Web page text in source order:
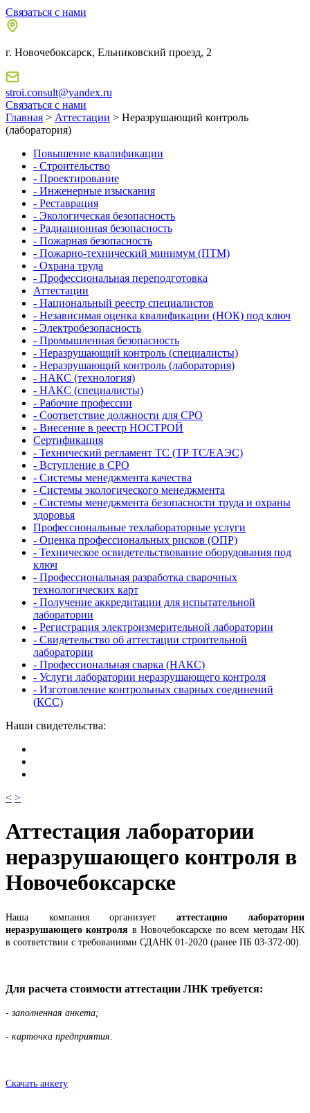
Связаться с нами
г. Новочебоксарск, Ельниковский проезд, 2
stroi.consult@yandex.ru
Связаться с нами
Главная > Аттестации > Неразрушающий контроль
(лаборатория)
Повышение квалификации
- Строительство
- Проектирование
- Инженерные изыскания
- Реставрация
- Экологическая безопасность
- Радиационная безопасность
- Пожарная безопасность
- Пожарно-технический минимум (ПТМ)
- Охрана труда
- Профессиональная переподготовка
Аттестации
- Национальный реестр специалистов
- Независимая оценка квалификации (НОК) под ключ
- Электробезопасность
- Промышленная безопасность
- Неразрушающий контроль (специалисты)
- Неразрушающий контроль (лаборатория)
- НАКС (технология)
- НАКС (специалисты)
- Рабочие профессии
- Соответствие должности для СРО
- Внесение в реестр НОСТРОЙ
Сертификация
- Технический регламент ТС (ТР ТС/ЕАЭС)
- Вступление в СРО
- Системы менеджмента качества
- Системы экологического менеджмента
- Системы менеджмента безопасности труда и охраны
здоровья
Профессиональные техлабораторные услуги
- Оценка профессиональных рисков (ОПР)
- Техническое освидетельствование оборудования под
ключ
- Профессиональная разработка сварочных
технологических карт
- Получение аккредитации для испытательной
лаборатории
- Регистрация электроизмерительной лаборатории
- Свидетельство об аттестации строительной
лаборатории
- Профессиональная сварка (НАКС)
- Услуги лаборатории неразрушающего контроля
- Изготовление контрольных сварных соединений
(КСС)
Наши свидетельства:
< >
Аттестация лаборатории
неразрушающего контроля в
Новочебоксарске
Наша компания организует аттестацию лаборатории
неразрушающего контроля в Новочебоксарске по всем методам НК
в соответствии с требованиями СДАНК 01-2020 (ранее ПБ 03-372-00).
Для расчета стоимости аттестации ЛНК требуется:
- заполненная анкета;
- карточка предприятия.
Скачать анкету